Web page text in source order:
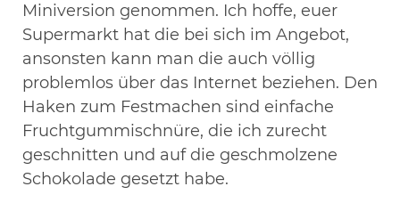
Miniversion genommen. Ich hoffe, euer
Supermarkt hat die bei sich im Angebot,
ansonsten kann man die auch völlig
problemlos über das Internet beziehen. Den
Haken zum Festmachen sind einfache
Fruchtgummischnüre, die ich zurecht
geschnitten und auf die geschmolzene
Schokolade gesetzt habe.